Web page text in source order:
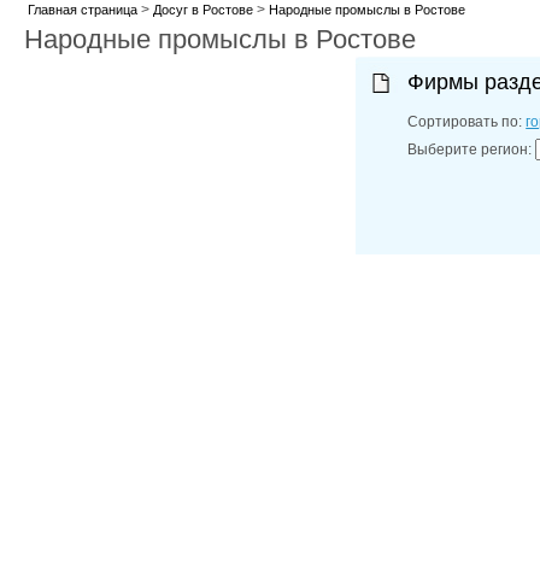
Главная страница> Досуг в Ростове> Народные промыслы в Ростове
Народные промыслы в Ростове
Фирмы
Сортировать по:
Выберите регион: